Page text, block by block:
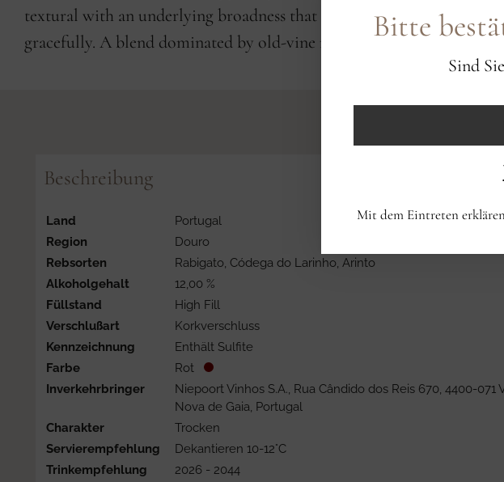
Bitte
Sind
Mit dem Eintreten
textural with an underlying broadness that discreetly reveals itself.
gracefully. A blend dominated by old-vine rabigato planted above
Beschreibung
Land
Portugal
Region
Douro
Rebsorten
Rabigato, Códega do Larinho, Arinto
Alkoholgehalt
12,00 %
Füllstand
High Fill
Verschlußart
Korkverschluss
Kennzeichnung
Enthält Sulfite
Farbe
Rot
Inverkehrbringer
Niepoort Vinhos S.A., Rua Cândido dos Reis 670, 4400-071
Nova de Gaia, Portugal
Charakter
Trocken
Servierempfehlung
Dekantieren 10-12°C
Trinkempfehlung
2026 - 2044